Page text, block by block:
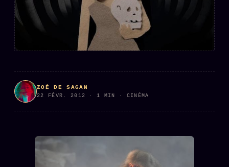
TOUTES LES RUBRIQUES →
DÉTONATIONS
TENDANCES
MACRONLEAKS SCANDALES
PRÉDICTIONS
ZOÉ DE SAGAN
22 FÉVR. 2012 · 1 MIN · CINÉMA